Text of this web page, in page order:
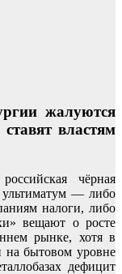
жалуются
властям
чёрная
ультиматум — либо
налоги, либо
вещают о росте
рынке, хотя в
на бытовом уровне
дефицит